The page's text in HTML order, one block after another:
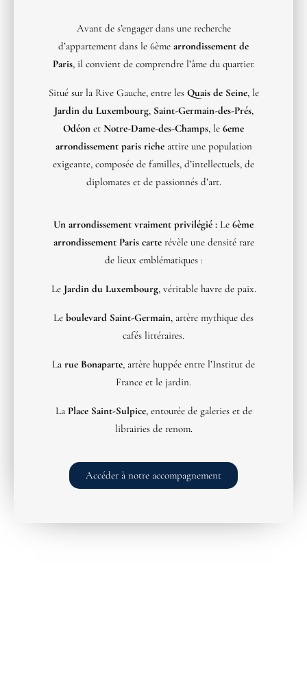
Avant de s’engager dans une recherche
d’appartement dans le 6ème arrondissement de
Paris, il convient de comprendre l’âme du quartier.
Situé sur la Rive Gauche, entre les Quais de Seine, le
Jardin du Luxembourg, Saint-Germain-des-Prés,
Odéon et Notre-Dame-des-Champs , le 6eme
arrondissement paris richeattire une population
exigeante, composée de familles, d’intellectuels, de
diplomates et de passionnés d’art.
Un arrondissement vraiment privilégié : Le 6ème
arrondissement Paris carterévèle une densité rare
de lieux emblématiques :
Le Jardin du Luxembourg, véritable havre de paix.
Le boulevard Saint-Germain , artère mythique des
cafés littéraires.
La rue Bonaparte , artère huppée entre l’Institut de
France et le jardin.
La Place Saint-Sulpice, entourée de galeries et de
librairies de renom.
Accéder à notre accompagnement